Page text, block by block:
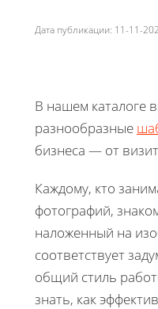
Дата публикации: 11-11-
В нашем каталоге
разнообразные
бизнеса — от
Каждому, кто
фотографий,
наложенный на
соответствует
общий стиль
знать, как